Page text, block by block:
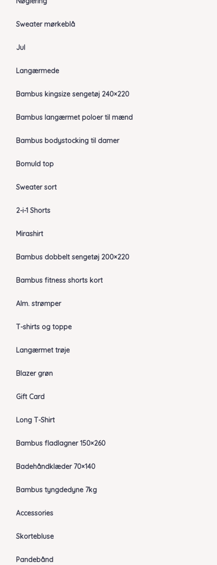
Sweater mørkeblå
Jul
Langærmede
Bambus kingsize sengetøj 240×220
Bambus langærmet poloer til mænd
Bambus bodystocking til damer
Bomuld top
Sweater sort
2-i-1 Shorts
Mirashirt
Bambus dobbelt sengetøj 200×220
Bambus fitness shorts kort
Alm. strømper
T-shirts og toppe
Langærmet trøje
Blazer grøn
Gift Card
Long T-Shirt
Bambus fladlagner 150×260
Badehåndklæder 70×140
Bambus tyngdedyne 7kg
Accessories
Skortebluse
Pandebånd